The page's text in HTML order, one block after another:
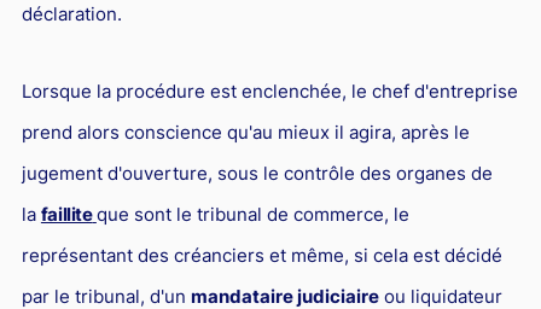
déclaration.
Lorsque la procédure est enclenchée, le chef d'entreprise
prend alors conscience qu'au mieux il agira, après le
jugement d'ouverture, sous le contrôle des organes de
la failliteque sont le tribunal de commerce, le
représentant des créanciers et même, si cela est décidé
par le tribunal, d'un mandataire judiciaireou liquidateur